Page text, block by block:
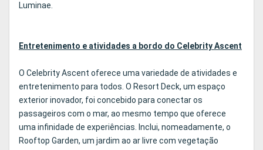
Luminae.
Entretenimento e atividades a bordo do Celebrity Ascent
O Celebrity Ascent oferece uma variedade de atividades e
entretenimento para todos. O Resort Deck, um espaço
exterior inovador, foi concebido para conectar os
passageiros com o mar, ao mesmo tempo que oferece
uma infinidade de experiências. Inclui, nomeadamente, o
Rooftop Garden, um jardim ao ar livre com vegetação